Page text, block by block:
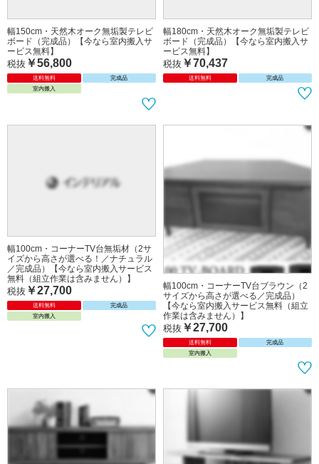
室内搬入
室内搬入
ービス無料】
税抜￥56,800
送料無料
完成品
室内搬入
ボード（完成品）【今なら室内搬入サ
ービス無料】
税抜￥70,437
送料無料